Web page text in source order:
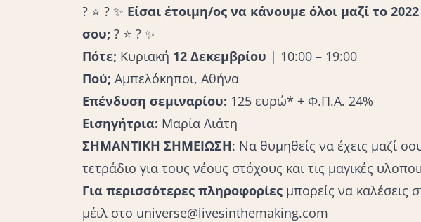
? ⭐️ ? ✨ Είσαι έτοιμη/ος να κάνουμε όλοι μαζί το
σου; ? ⭐️ ? ✨
Πότε; Κυριακή 12 Δεκεμβρίου | 10:00 – 19:00
Πού; Αμπελόκηποι, Αθήνα
Επένδυση σεμιναρίου: 125 ευρώ* + Φ.Π.Α. 24%
Εισηγήτρια: Μαρία Λιάτη
ΣΗΜΑΝΤΙΚΗ ΣΗΜΕΙΩΣΗ: Να θυμηθείς να έχεις μαζί
τετράδιο για τους νέους στόχους και τις μαγικές
Για περισσότερες πληροφορίες μπορείς να καλέσεις
μέιλ στο universe@livesinthemaking.com